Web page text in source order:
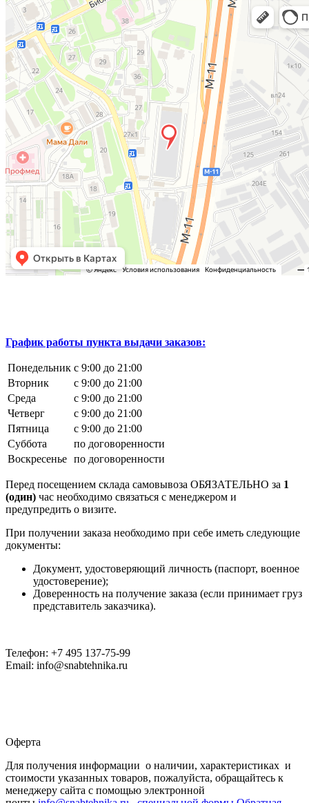
График работы пункта выдачи заказов:
Понедельник с 9:00 до 21:00
Вторник
с 9:00 до 21:00
Среда
с 9:00 до 21:00
Четверг
с 9:00 до 21:00
Пятница
с 9:00 до 21:00
Суббота
по договоренности
Воскресенье по договоренности
Перед посещением склада самовывоза ОБЯЗАТЕЛЬНО за 1
(один) час необходимо связаться с менеджером и
предупредить о визите.
При получении заказа необходимо при себе иметь следующие
документы:
Документ, удостоверяющий личность (паспорт, военное
удостоверение);
Доверенность на получение заказа (если принимает груз
представитель заказчика).
Телефон: +7 495 137-75-99
Email: info@snabtehnika.ru
Оферта
Для получения информации о наличии, характеристиках и
стоимости указанных товаров, пожалуйста, обращайтесь к
менеджеру сайта с помощью электронной